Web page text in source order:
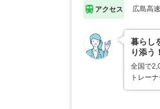
アクセス 広島高
暮らし
り添う！
全国で
トレー